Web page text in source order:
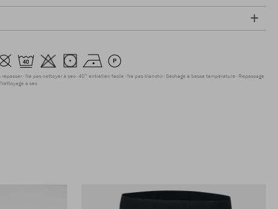
repasser Ne pas nettoyer à sec 40° entretien facile Ne pas blanchir Séchage à basse température Repassage
Nettoyage à sec